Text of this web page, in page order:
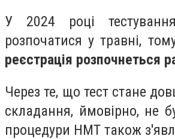
У 2024 році
розпочатися у травні,
реєстрація розпочнеться
Через те, що тест стане
складання, ймовірно, не
процедури НМТ також